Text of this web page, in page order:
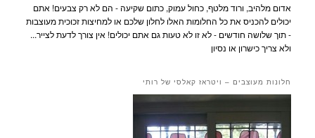
אדום מלהיב, ורוד מלטף, כחול עמוק, כתום שקיעה - הם לא רק צבעים! אתם
יכולים להכניס את כל החלומות האלו לחלון שלכם או למחיצות זכוכית מעוצבות
- תוך שלושה חודשים - לא זו לא טעות גם אתם יכולים! אין צורך לדעת לצייר...
ולא צריך כישרון או נסיון
חלונות מעוצבים – ויטראז קאלסי של רותי